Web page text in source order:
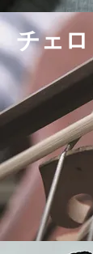
チェロ